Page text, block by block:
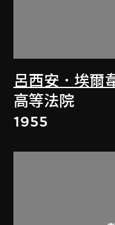
呂西安．埃爾
高等法院
1955